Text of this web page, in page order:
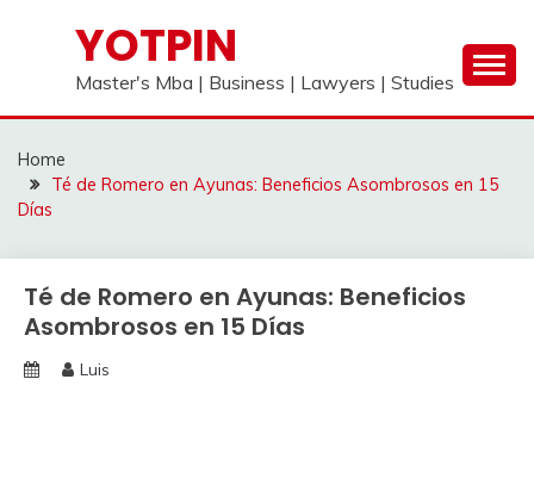
YOTPIN
Master's Mba | Business | Lawyers | Studies
Home
Té de Romero en Ayunas: Beneficios Asombrosos en 15
Días
Té de Romero en Ayunas: Beneficios
Asombrosos en 15 Días
Luis